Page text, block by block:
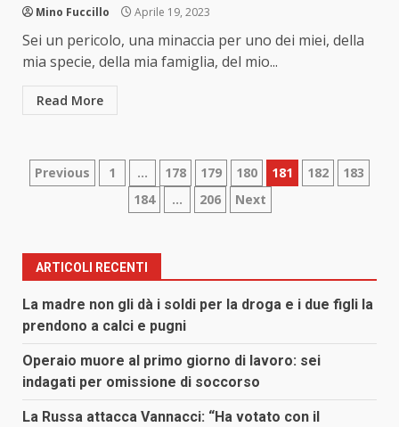
Mino Fuccillo Aprile 19, 2023
Sei un pericolo, una minaccia per uno dei miei, della
mia specie, della mia famiglia, del mio...
Read More
Paginazione
articoli
Previous 1 … 178 179 180 181 182
183
184
… 206 Next
ARTICOLI RECENTI
La madre non gli dà i soldi per la droga e i due figli la
prendono a calci e pugni
Operaio muore al primo giorno di lavoro: sei
indagati per omissione di soccorso
La Russa attacca Vannacci: “Ha votato con il